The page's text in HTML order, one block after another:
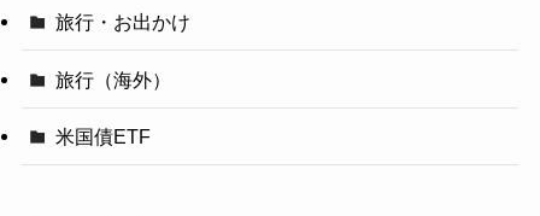
旅行・お出かけ
旅行（海外）
米国債ETF